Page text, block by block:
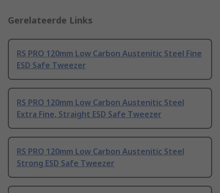
Gerelateerde Links
RS PRO 120mm Low Carbon Austenitic Steel Fine
ESD Safe Tweezer
RS PRO 120mm Low Carbon Austenitic Steel
Extra Fine, Straight ESD Safe Tweezer
RS PRO 120mm Low Carbon Austenitic Steel
Strong ESD Safe Tweezer